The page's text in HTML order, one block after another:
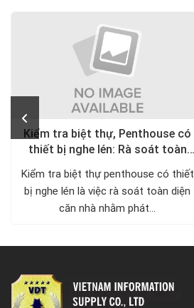
Kiểm tra biệt thự, Penthouse có
thiết bị nghe lén: Rà soát toàn
diện, trả lại không gian riêng tư
Kiểm tra biệt thự penthouse có thiết
bị nghe lén là việc rà soát toàn diện
căn nhà nhằm phát...